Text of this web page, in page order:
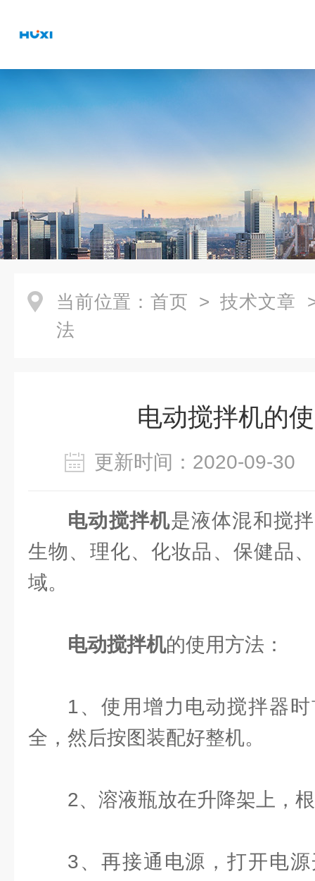
当前位置： 首页 > 技术文章
法
电动搅拌机的
更新时间：2020-09-
电动搅拌机是液体混和搅
生物、理化、化妆品、保健品
域。
电动搅拌机的使用方法：
1、使用增力电动搅拌器
全，然后按图装配好整机。
2、溶液瓶放在升降架上，
3、再接通电源，打开电